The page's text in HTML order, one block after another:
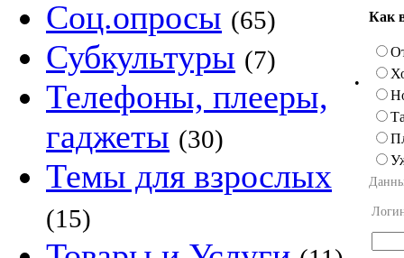
Соц.опросы (65)
Субкультуры (7)
Телефоны, плееры,
гаджеты (30)
Темы для взрослых
(15)
•
Как